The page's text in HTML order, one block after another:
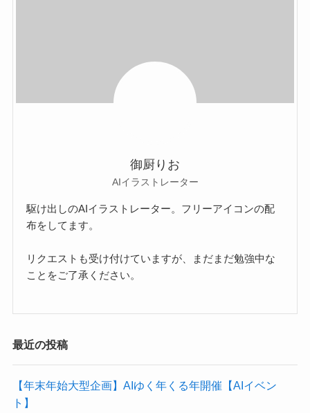
御厨りお
AIイラストレーター
駆け出しのAIイラストレーター。フリーアイコンの配
布をしてます。
リクエストも受け付けていますが、まだまだ勉強中な
ことをご了承ください。
最近の投稿
【年末年始大型企画】AIゆく年くる年開催【AIイベン
ト】